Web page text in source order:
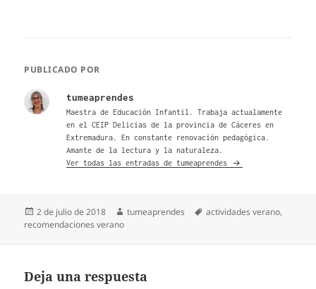
PUBLICADO POR
tumeaprendes
Maestra de Educación Infantil. Trabaja actualamente
en el CEIP Delicias de la provincia de Cáceres en
Extremadura. En constante renovación pedagógica.
Amante de la lectura y la naturaleza.
Ver todas las entradas de tumeaprendes
Publicado
el
2 de julio de 2018 Autor
tumeaprendes Etiquetas
actividades verano,
recomendaciones verano
Deja una respuesta